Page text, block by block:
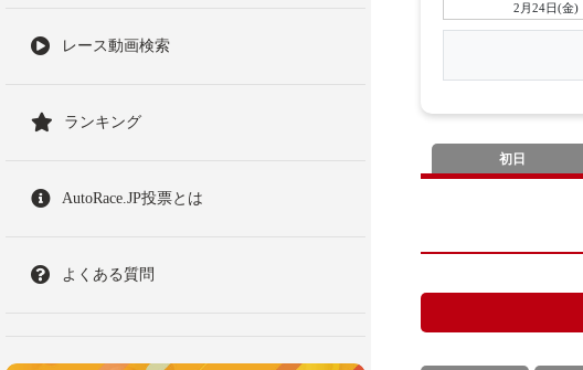
レース動画検索
ランキング
AutoRace.JP投票とは
よくある質問
2月24日(金)
初日